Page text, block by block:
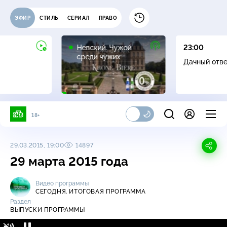
ЭФИР СТИЛЬ СЕРИАЛ ПРАВО
Невский. Чужой
среди чужих
16+
23:00
Дачный
18+
29.03.2015, 19:00 14897
29 марта 2015 года
Видео программы
СЕГОДНЯ. ИТОГОВАЯ ПРОГРАММА
Раздел
ВЫПУСКИ ПРОГРАММЫ